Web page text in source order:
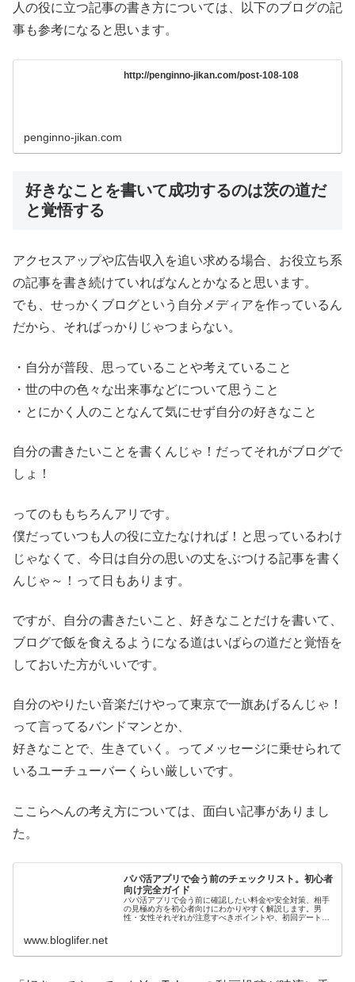
人の役に立つ記事の書き方については、以下のブログの記
事も参考になると思います。
http://penginno-jikan.com/post-108-108
penginno-jikan.com
好きなことを書いて成功するのは茨の道だ
と覚悟する
アクセスアップや広告収入を追い求める場合、お役立ち系
の記事を書き続けていればなんとかなると思います。
でも、せっかくブログという自分メディアを作っているん
だから、そればっかりじゃつまらない。
・自分が普段、思っていることや考えていること
・世の中の色々な出来事などについて思うこと
・とにかく人のことなんて気にせず自分の好きなこと
自分の書きたいことを書くんじゃ！だってそれがブログで
しょ！
ってのももちろんアリです。
僕だっていつも人の役に立たなければ！と思っているわけ
じゃなくて、今日は自分の思いの丈をぶつける記事を書く
んじゃ～！って日もあります。
ですが、自分の書きたいこと、好きなことだけを書いて、
ブログで飯を食えるようになる道はいばらの道だと覚悟を
しておいた方がいいです。
自分のやりたい音楽だけやって東京で一旗あげるんじゃ！
って言ってるバンドマンとか、
好きなことで、生きていく。ってメッセージに乗せられて
いるユーチューバーくらい厳しいです。
ここらへんの考え方については、面白い記事がありまし
た。
パパ活アプリで会う前のチェックリスト。初心者
向け完全ガイド
パパ活アプリで会う前に確認したい料金や安全対策、相手
の見極め方を初心者向けにわかりやすく解説します。男
性・女性それぞれが注意すべきポイントや、初回デート前
www.bloglifer.net